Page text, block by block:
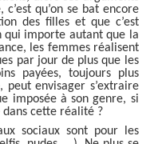
qu’on se bat encore
des filles et que c’est
qui importe autant que la
les femmes réalisent
par jour de plus que les
payées, toujours plus
envisager s’extraire
imposée à son genre, si
dans cette réalité ?
sociaux sont pour les